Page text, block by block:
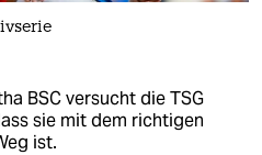
BSC versucht die TSG
sie mit dem richtigen
ist.